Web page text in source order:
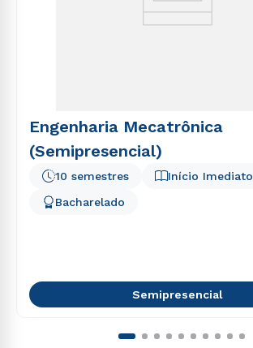
Engenharia Mecatrônica
(Semipresencial)
Início Imediato
10 semestres
Bacharelado
Semipresencial